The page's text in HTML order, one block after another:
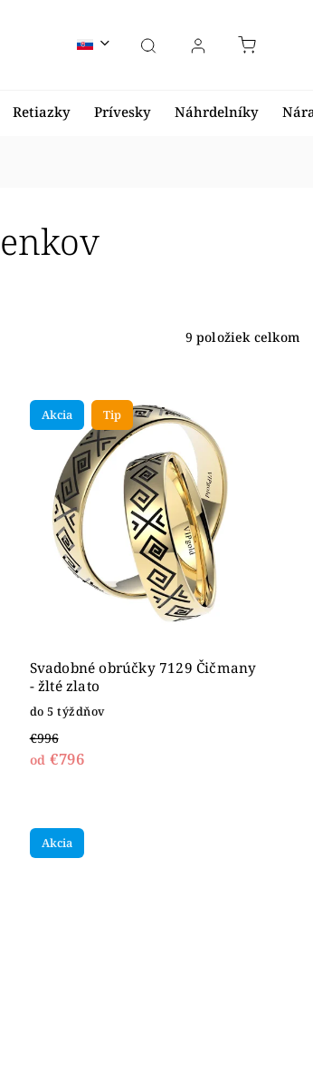
Retiazky Prívesky Náhrdelníky
9 položiek celkom
Akcia Tip
Svadobné obrúčky 7129 Čičmany
- žlté zlato
do 5 týždňov
€996
od €796
Akcia